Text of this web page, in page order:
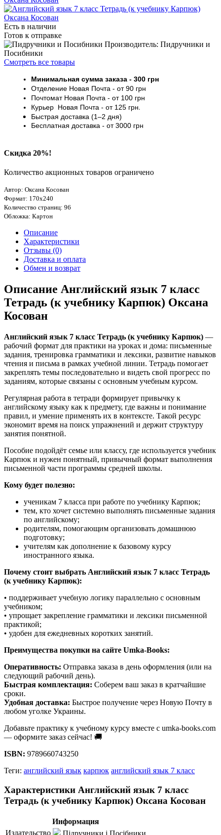
Есть в наличии
Готов к отправке
Производитель: Пидручники и
Посибники
Смотреть все товары
Минимальная сумма заказа - 300 грн
Отделение Новая Почта - от 90 грн
ПочтоматНовая Почта - от 100 грн
Курьер Новая Почта - от 125 грн.
Быстрая доставка (1–2 дня)
Бесплатная доставка - от 3000 грн
Скидка 20%!
Количество акционных товаров ограничено
Автор: Оксана Косован
Формат: 170х240
Количество страниц: 96
Обложка: Картон
Описание
Характеристики
Отзывы (0)
Доставка и оплата
Обмен и возврат
Описание Английский язык 7 класс
Тетрадь (к учебнику Карпюк) Оксана
Косован
Английский язык 7 класс Тетрадь (к учебнику Карпюк) —
рабочий формат для практики на уроках и дома: письменные
задания, тренировка грамматики и лексики, развитие навыков
чтения и письма в рамках учебной линии. Тетрадь помогает
закреплять темы последовательно и видеть свой прогресс по
заданиям, которые связаны с основным учебным курсом.
Регулярная работа в тетради формирует привычку к
английскому языку как к предмету, где важны и понимание
правил, и умение применять их в контексте. Такой ресурс
экономит время на поиск упражнений и держит структуру
занятия понятной.
Пособие подойдёт семье или классу, где используется учебник
Карпюк и нужен понятный, привычный формат выполнения
письменной части программы средней школы.
Кому будет полезно:
ученикам 7 класса при работе по учебнику Карпюк;
тем, кто хочет системно выполнять письменные задания
по английскому;
родителям, помогающим организовать домашнюю
подготовку;
учителям как дополнение к базовому курсу
иностранного языка.
Почему стоит выбрать Английский язык 7 класс Тетрадь
(к учебнику Карпюк):
• поддерживает учебную логику параллельно с основным
учебником;
• упрощает закрепление грамматики и лексики письменной
практикой;
• удобен для ежедневных коротких занятий.
Преимущества покупки на сайте Umka-Books:
Оперативность: Отправка заказа в день оформления (или на
следующий рабочий день).
Быстрая комплектация: Соберем ваш заказ в кратчайшие
сроки.
Удобная доставка: Быстрое получение через Новую Почту в
любом уголке Украины.
Добавьте практику к учебному курсу вместе с umka-books.com
— оформите заказ сейчас! 🚚
ISBN: 9789660743250
Теги: английский язык карпюк английский язык 7 класс
Характеристики Английский язык 7 класс
Тетрадь (к учебнику Карпюк) Оксана Косован
Информация
Издательство
Підручники і Посібники